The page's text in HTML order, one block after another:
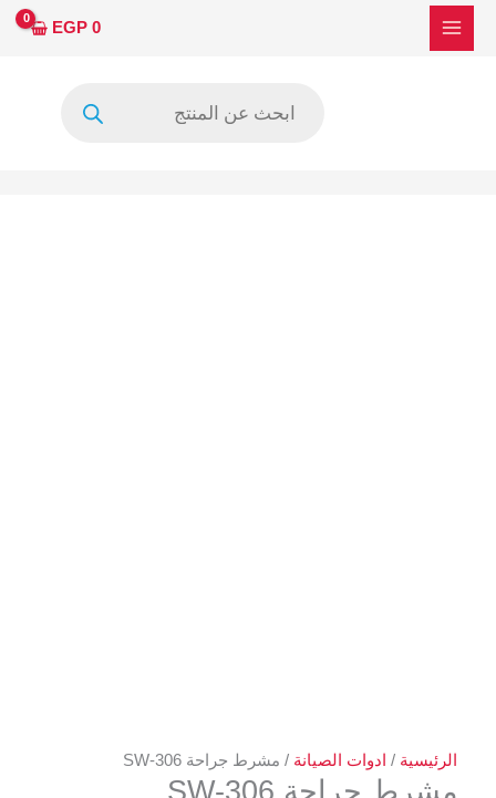
تخطي
0
EGP
الرئيسية / ادوات الصيانة / مشرط جراحة SW-306
مشرط جراحة SW-306
كمية
مشرط